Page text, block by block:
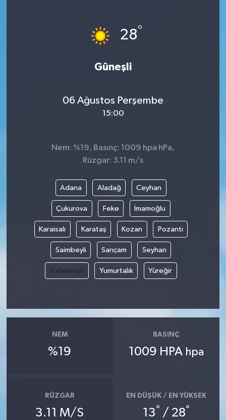
28°
Güneşli
06 Ağustos Perşembe
15:00
Nem: %19, Basınç: 1009 hpa hPa,
Rüzgar: 3.11 m/s
Adana Aladağ Ceyhan
Çukurova Feke İmamoğlu
Karaisalı Karataş Kozan Pozantı
Saimbeyli Sarıçam Seyhan
Tufanbeyli Yumurtalık Yüreğir
NEM
%19
BASINÇ
1009 HPA hpa
RÜZGAR
3.11 M/S
EN DÜŞÜK / EN YÜKSEK
13° / 28°